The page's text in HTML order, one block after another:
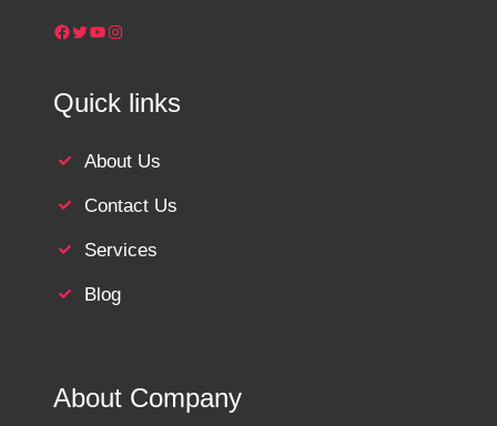
Facebook Twitter YouTube Instagram
Quick links
About Us
Contact Us
Services
Blog
About Company